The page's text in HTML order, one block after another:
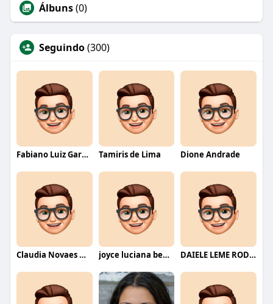
Álbuns(0)
Seguindo(300)
Fabiano Luiz Garcia Tamiris de Lima Dione Andrade
Claudia Novaes Novaes joyce luciana bentini jesus DAIELE LEME RODRIGUES